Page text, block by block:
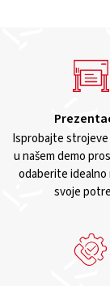
Isprobajte strojeve
u našem demo
odaberite idealno
svoje